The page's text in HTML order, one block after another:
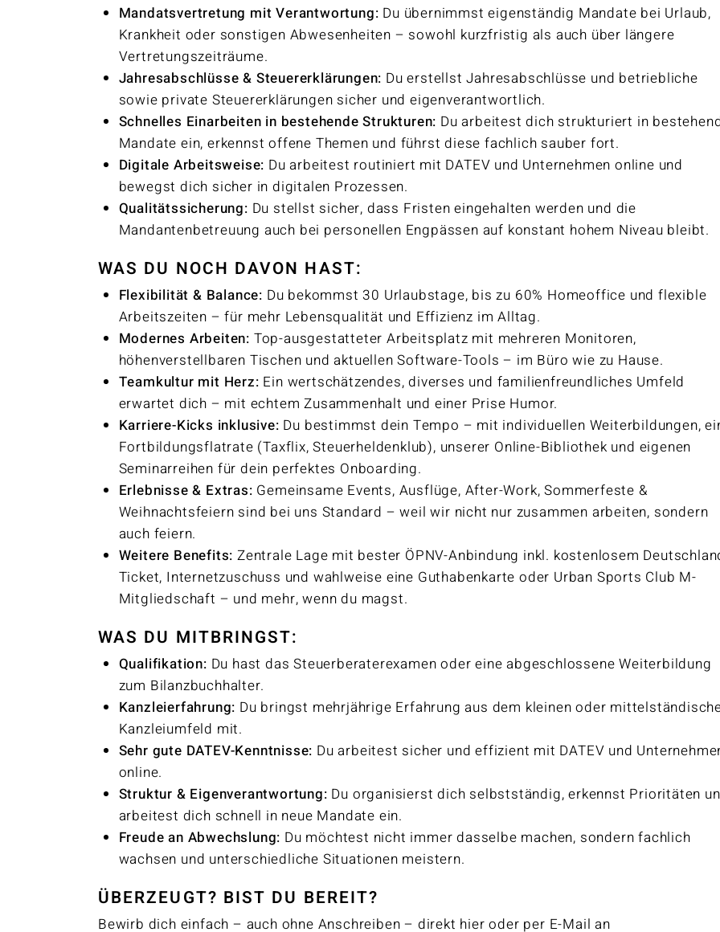
Mandatsvertretung mit Verantwortung: Du übernimmst eigenständig Mandate bei Urlaub,
Krankheit oder sonstigen Abwesenheiten – sowohl kurzfristig als auch über längere
Vertretungszeiträume.
Jahresabschlüsse & Steuererklärungen: Du erstellst Jahresabschlüsse und betriebliche
sowie private Steuererklärungen sicher und eigenverantwortlich.
Schnelles Einarbeiten in bestehende Strukturen: Du arbeitest dich strukturiert in
Mandate ein, erkennst offene Themen und führst diese fachlich sauber fort.
Digitale Arbeitsweise: Du arbeitest routiniert mit DATEV und Unternehmen online und
bewegst dich sicher in digitalen Prozessen.
Qualitätssicherung: Du stellst sicher, dass Fristen eingehalten werden und die
Mandantenbetreuung auch bei personellen Engpässen auf konstant hohem Niveau bleibt.
WAS DU NOCH DAVON HAST:
Flexibilität & Balance: Du bekommst 30 Urlaubstage, bis zu 60% Homeoffice und flexible
Arbeitszeiten – für mehr Lebensqualität und Effizienz im Alltag.
Modernes Arbeiten: Top-ausgestatteter Arbeitsplatz mit mehreren Monitoren,
höhenverstellbaren Tischen und aktuellen Software-Tools – im Büro wie zu Hause.
Teamkultur mit Herz: Ein wertschätzendes, diverses und familienfreundliches Umfeld
erwartet dich – mit echtem Zusammenhalt und einer Prise Humor.
Karriere-Kicks inklusive: Du bestimmst dein Tempo – mit individuellen Weiterbildungen,
Fortbildungsflatrate (Taxflix, Steuerheldenklub), unserer Online-Bibliothek und eigenen
Seminarreihen für dein perfektes Onboarding.
Erlebnisse & Extras: Gemeinsame Events, Ausflüge, After-Work, Sommerfeste &
Weihnachtsfeiern sind bei uns Standard – weil wir nicht nur zusammen arbeiten, sondern
auch feiern.
Weitere Benefits: Zentrale Lage mit bester ÖPNV-Anbindung inkl. kostenlosem
Ticket, Internetzuschuss und wahlweise eine Guthabenkarte oder Urban Sports Club M-
Mitgliedschaft – und mehr, wenn du magst.
WAS DU MITBRINGST:
Qualifikation: Du hast das Steuerberaterexamen oder eine abgeschlossene Weiterbildung
zum Bilanzbuchhalter.
Kanzleierfahrung: Du bringst mehrjährige Erfahrung aus dem kleinen oder
Kanzleiumfeld mit.
Sehr gute DATEV-Kenntnisse: Du arbeitest sicher und effizient mit DATEV und
online.
Struktur & Eigenverantwortung: Du organisierst dich selbstständig, erkennst Prioritäten
arbeitest dich schnell in neue Mandate ein.
Freude an Abwechslung: Du möchtest nicht immer dasselbe machen, sondern fachlich
wachsen und unterschiedliche Situationen meistern.
ÜBERZEUGT? BIST DU BEREIT?
Bewirb dich einfach – auch ohne Anschreiben – direkt hier oder per E-Mail an